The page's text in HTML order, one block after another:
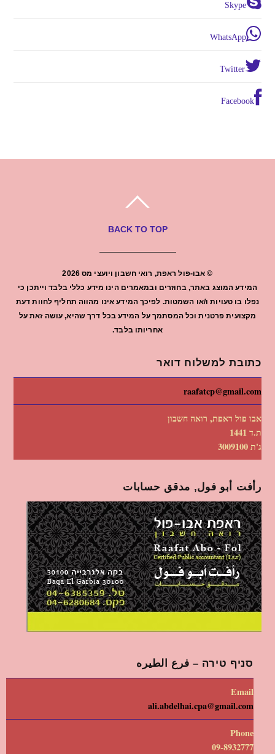
Skype
WhatsApp
Twitter
Facebook
BACK TO TOP
© אבו-פול ראפת, רואי חשבון ויועצי מס2026
המידע המוצג באתר, בחוזרים ובמאמרים הינו מידע כללי בלבד וייתכן כי
נפלו בו טעויות ו/או השמטות. לפיכך המידע אינו מהווה תחליף לחוות דעת
מקצועית פרטנית וכל המסתמך על המידע בכל דרך שהיא, עושה זאת על
אחריותו בלבד.
כתובת למשלוח דואר
raafatcp@gmail.com
אבו פול ראפת, רואה חשבון
ת.ד 1441
ג'ת 3009100
رأفت أبو فول, مدقق حسابات
סניף טירה – فرع الطيره
Email
ali.abdelhai.cpa@gmail.com
Phone
09-8932777